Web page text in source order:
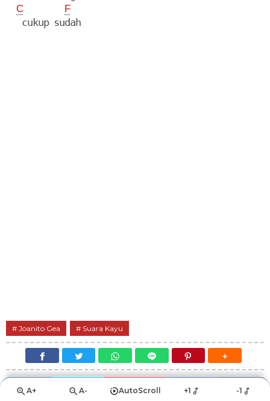
C F
Joanito Gea Suara Kayu
A+ A- AutoScroll +1 -1